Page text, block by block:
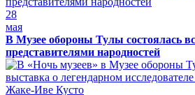
28
мая
В Музее обороны Тулы состоялась
представителями народностей